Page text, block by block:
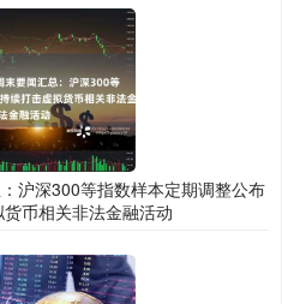
沪深300等指数样本定期调整公布
币相关非法金融活动